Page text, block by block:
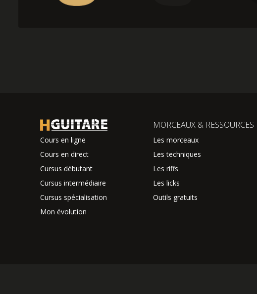
Cours en ligne
Cours en direct
Cursus débutant
Cursus intermédiaire
Cursus spécialisation
Mon évolution
MORCEAUX & RESSOURCES
Les morceaux
Les techniques
Les riffs
Les licks
Outils gratuits